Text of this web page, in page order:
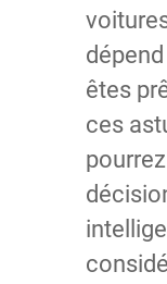
êtes
ces